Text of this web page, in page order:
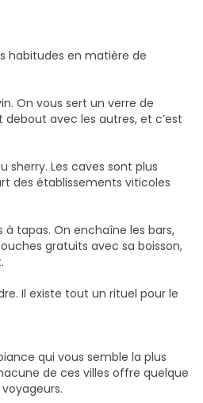
habitudes en matière de
On vous sert un verre de
debout avec les autres, et c’est
sherry. Les caves sont plus
des établissements viticoles
à tapas. On enchaîne les bars,
gratuits avec sa boisson,
Il existe tout un rituel pour le
qui vous semble la plus
de ces villes offre quelque